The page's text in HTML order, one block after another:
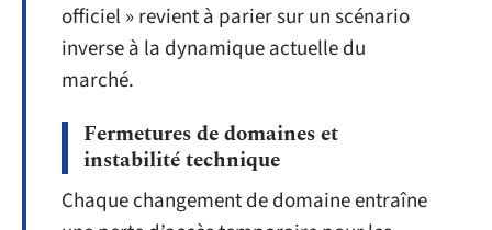
officiel » revient à parier sur un scénario
inverse à la dynamique actuelle du
marché.
Fermetures de domaines et
instabilité technique
Chaque changement de domaine entraîne